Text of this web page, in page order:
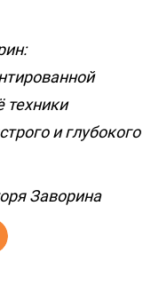
техники
и глубокого
Заворина